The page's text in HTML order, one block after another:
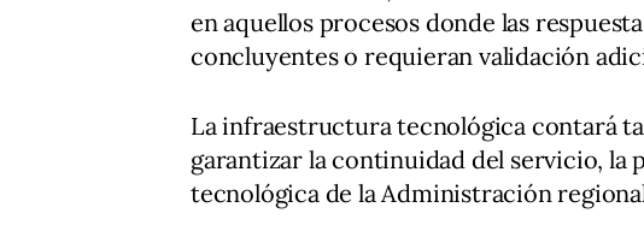
en aquellos procesos donde las
concluyentes o requieran validación
La infraestructura tecnológica contará
garantizar la continuidad del servicio, la
tecnológica de la Administración